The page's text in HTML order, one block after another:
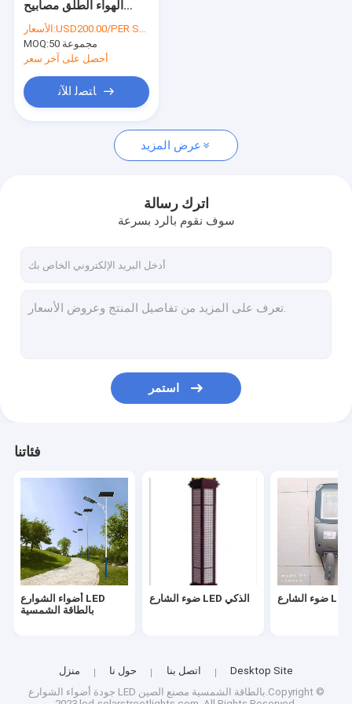
إضاءة المناظر الطبيعية للماء
ابراج الاتصالات
صندوق بطارية الطاقة الشمسية
الهواء الطلق مصابيح
أضواء الفناء منخفضة
الجهد DC قوة أكثر من
100 كم / ساعة مقاومة
الأسعار:USD200.00/PER SET
MOQ:
50 مجموعة
أحصل على آخر سعر
ﺎﺘﺼﻟ ﺍﻶﻧ
عرض المزيد
اترك رسالة
سوف نقوم بالرد بسرعة
استمر
فئاتنا
أضواء الشوارع LED
بالطاقة الشمسية
ضوء الشارع LED الذكي
منزل حول نا اتصل بنا
Desktop Site
جودة
أضواء الشوارع LED بالطاقة الشمسية مصنع الصين.Copyright ©